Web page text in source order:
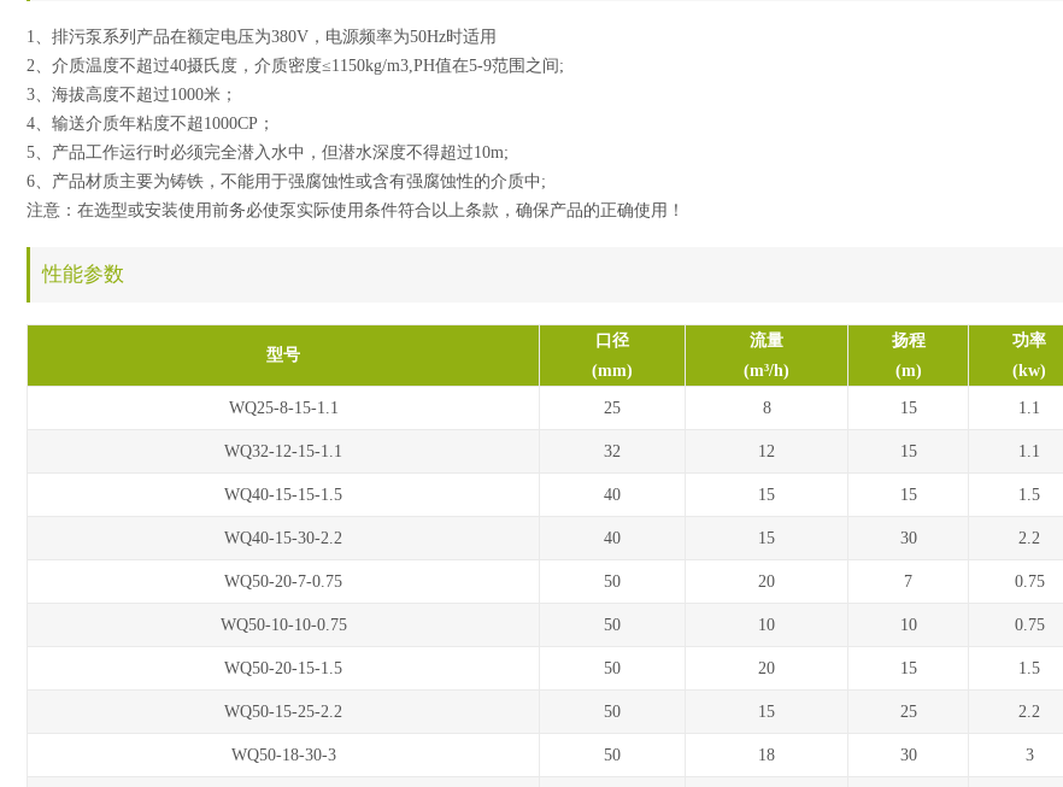
1、排污泵系列产品在额定电压为380V，电源频率为50Hz时适用
2、介质温度不超过40摄氏度，介质密度≤1150kg/m3,PH值在5-9范围之间;
3、海拔高度不超过1000米；
4、输送介质年粘度不超1000CP；
5、产品工作运行时必须完全潜入水中，但潜水深度不得超过10m;
6、产品材质主要为铸铁，不能用于强腐蚀性或含有强腐蚀性的介质中;
注意：在选型或安装使用前务必使泵实际使用条件符合以上条款，确保产品的正确使用！
性能参数
型号
口径
(mm)
流量
(m³/h)
扬程
(m)
功率
(kw)
WQ25-8-15-1.1 25 8 15 1.1
WQ32-12-15-1.1 32 12 15 1.1
WQ40-15-15-1.5 40 15 15 1.5
WQ40-15-30-2.2 40 15 30 2.2
WQ50-20-7-0.75 50 20 7 0.75
WQ50-10-10-0.75 50 10 10 0.75
WQ50-20-15-1.5 50 20 15 1.5
WQ50-15-25-2.2 50 15 25 2.2
WQ50-18-30-3 50 18 30 3